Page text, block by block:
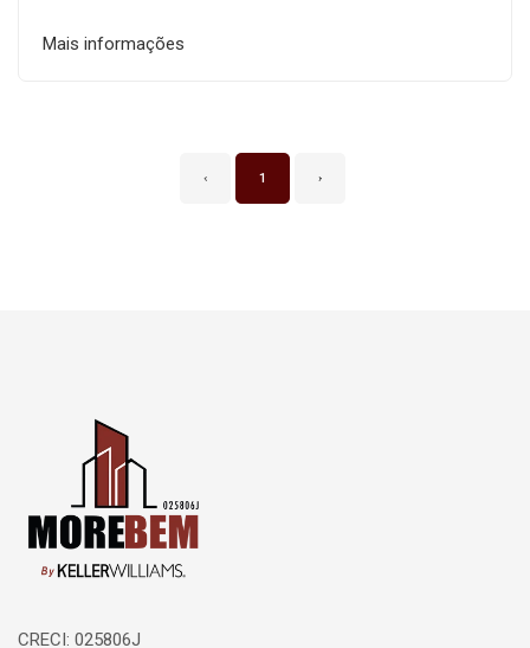
Mais informações
‹ 1 ›
Página inicial
CRECI: 025806J